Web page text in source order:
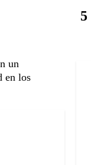
un
en los